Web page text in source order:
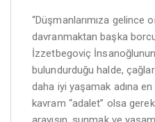
“Düşmanlarımıza gelince
davranmaktan başka
İzzetbegoviç
bulundurduğu halde,
daha iyi yaşamak adına
kavram “adalet” olsa